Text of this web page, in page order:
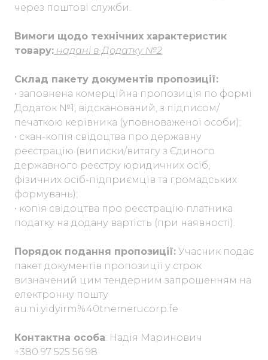
через поштові служби.
Вимоги щодо технічних характеристик
товару: надані в Додатку №2
Склад пакету документів пропозиції:
• заповнена комерційна пропозиція по формі
Додаток №1, відсканований, з підписом/
печаткою керівника (уповноваженої особи);
• скан-копія свідоцтва про державну
реєстрацію (виписки/витягу з Єдиного
державного реєстру юридичних осіб,
фізичних осіб-підприємців та громадських
формувань);
• копія свідоцтва про реєстрацію платника
податку на додану вартість (при наявності).
Порядок подання пропозиції: Учасник подає
пакет документів пропозиції у строк
визначений цим тендерним запрошенням на
електронну пошту
au.ni.yidyirm%40tnemerucorp.fe
Контактна особа: Надія Маринович
+380 97 525 56 98